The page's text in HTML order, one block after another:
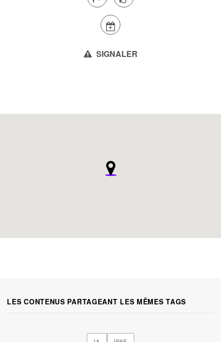
SIGNALER
LES CONTENUS PARTAGEANT LES MÊMES TAGS